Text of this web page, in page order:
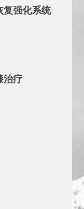
复强化系统
治疗